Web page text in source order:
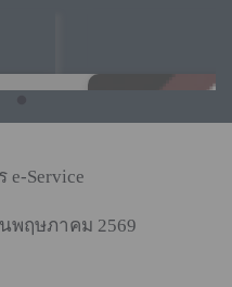
e-Service
พฤษภาคม 2569